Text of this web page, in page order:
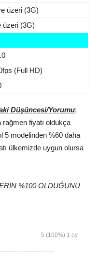
üzeri (3G)
üzeri (3G)
(Full HD)
Düşüncesi/Yorumu;
fiyatı oldukça
5 modelinden %60 daha
ülkemizde uygun olursa
%100 OLDUĞUNU
5 (100%) 1 oy